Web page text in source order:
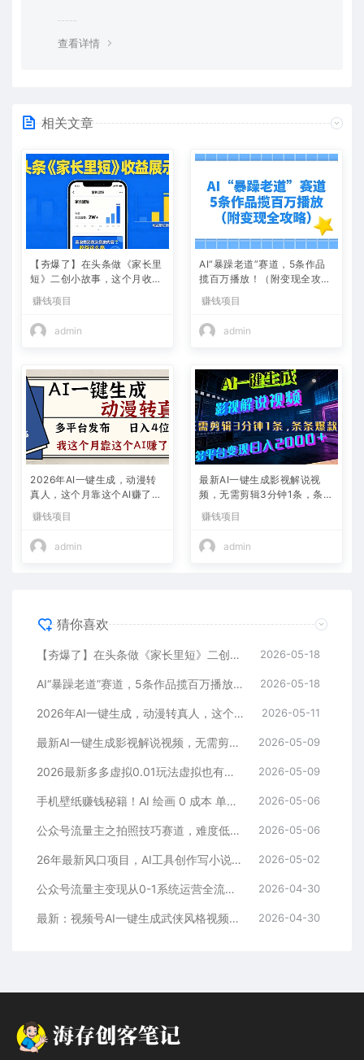
查看详情
相关文章
【夯爆了】在头条做《家长里
短》二创小故事，这个月收益
赚钱项目
admin
AI“暴躁老道”赛道，5条作品
揽百万播放！（附变现全攻
赚钱项目
admin
2026年AI一键生成，动漫转
真人，这个月靠这个AI赚了2
W+
赚钱项目
admin
最新AI一键生成影视解说视
频，无需剪辑3分钟1条，条条
爆款，多平台变现日入2000
+
赚钱项目
admin
猜你喜欢
【夯爆了】在头条做《家长里短》二创小故事，这个月收益2w+ 2026-05-18
AI“暴躁老道”赛道，5条作品揽百万播放！（附变现全攻略） 2026-05-18
2026年AI一键生成，动漫转真人，这个月靠这个AI赚了2W+ 2026-05-11
最新AI一键生成影视解说视频，无需剪辑3分钟1条，条条爆款，多平台变现日入2000+ 2026-05-09
2026最新多多虚拟0.01玩法虚拟也有新门路轻松日入2500! 2026-05-09
手机壁纸赚钱秘籍！AI 绘画 0 成本 单店狂销 3.8 万单 2026-05-06
公众号流量主之拍照技巧赛道，难度低+流量大，起号第一篇就爆了10w阅读！ 2026-05-06
26年最新风口项目，AI工具创作写小说，轻松实现日入1000+ 2026-05-02
公众号流量主变现从0-1系统运营全流程讲解！ 2026-04-30
最新：视频号AI一键生成武侠风格视频，狂撸视频号分成收益，学完轻松日入1000+ 2026-04-30